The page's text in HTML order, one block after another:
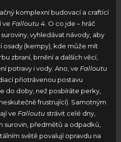
komplexní budovací a craftící
ve Falloutu 4 . O co jde – hráč
vyhledávat návody, aby
osady (kempy), kde může mít
zbraní, brnění a dalších věcí,
potravy i vody. Ano, ve Falloutu
přiotrávenou postavu
do doby, než posbíráte perky,
frustrující). Samotným
ve Falloutu strávit celé dny,
surovin, předmětů a odpadků,
světě povalují opravdu na